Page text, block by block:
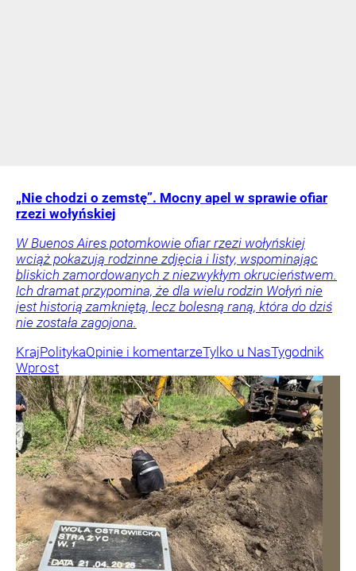
„Nie chodzi o zemstę”. Mocny apel w sprawie ofiar
rzezi wołyńskiej
W Buenos Aires potomkowie ofiar rzezi wołyńskiej
wciąż pokazują rodzinne zdjęcia i listy, wspominając
bliskich zamordowanych z niezwykłym okrucieństwem.
Ich dramat przypomina, że dla wielu rodzin Wołyń nie
jest historią zamkniętą, lecz bolesną raną, która do dziś
nie została zagojona.
KrajPolitykaOpinie i komentarzeTylko u NasTygodnik
Wprost